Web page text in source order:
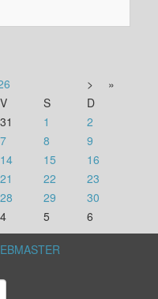
>
»
V S
D
31 1
2
7 8
9
14 15
16
21 22
23
28 29
30
4 5 6